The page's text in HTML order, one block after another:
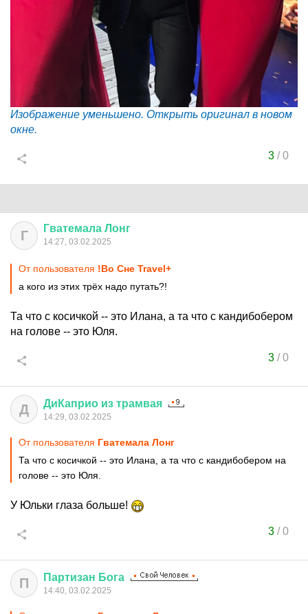
Изображение уменьшено. Открыть оригинал в новом
окне.
3/0
Г Гватемала Лонг
14:27, 03.02.2025
От пользователя !Во Сне Travel+
а кого из этих трёх надо путать?!
Та что с косичкой -- это Илана, а та что с кандибобером
на голове -- это Юля.
3/0
Д ДиКаприо из трамвая
14:29, 03.02.2025
От пользователя Гватемала Лонг
Та что с косичкой -- это Илана, а та что с кандибобером на
голове -- это Юля.
У Юльки глаза больше!
3/0
П Партизан Бога
14:40, 03.02.2025